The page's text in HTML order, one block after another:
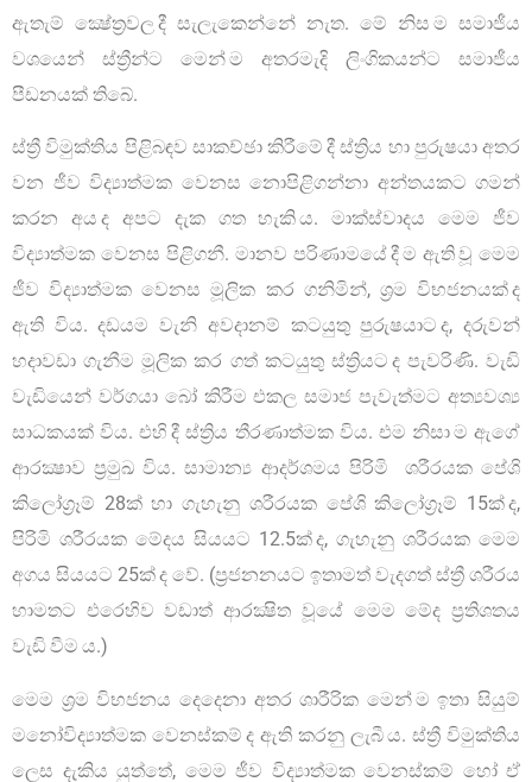
ඇතැම් ක්‍ෂේත්‍රවල දී සැලැකෙන්නේ නැත. මේ නිස ම සමාජීය
වශයෙන් ස්ත්‍රීන්ට මෙන් ම අතරමැදි ලිංගිකයන්ට සමාජීය
පීඩනයක් තිබේ.
ස්ත්‍රී විමුක්තිය පිළිබඳව සාකච්ඡා කිරීමේ දී ස්ත්‍රිය හා පුරුෂයා අතර
වන ජීව විද්‍යාත්මක වෙනස නොපිළිගන්නා අන්තයකට ගමන්
කරන අය ද අපට දැක ගත හැකි ය. මාක්ස්වාදය මෙම ජීව
විද්‍යාත්මක වෙනස පිළිගනී. මානව පරිණාමයේ දී ම ඇති වූ මෙම
ජීව විද්‍යාත්මක වෙනස මූලික කර ගනිමින්, ශ්‍රම විභජනයක් ද
ඇති විය. දඩයම වැනි අවදානම් කටයුතු පුරුෂයාට ද, දරුවන්
හදාවඩා ගැනීම මූලික කර ගත් කටයුතු ස්ත්‍රියට ද පැවරිණි. වැඩි
වැඩියෙන් වර්ගයා බෝ කිරීම එකල සමාජ පැවැත්මට අත්‍යවශ්‍ය
සාධකයක් විය. එහි දී ස්ත්‍රිය තීරණාත්මක විය. එම නිසා ම ඇගේ
ආරක්‍ෂාව ප්‍රමුඛ විය. සාමාන්‍ය ආදර්ශමය පිරිමි ශරීරයක පේශි
කිලෝග්‍රෑම් 28ක් හා ගැහැනු ශරීරයක පේශි කිලෝග්‍රෑම් 15ක් ද,
පිරිමි ශරීරයක මේදය සියයට 12.5ක් ද, ගැහැනු ශරීරයක මෙම
අගය සියයට 25ක් ද වේ. (ප්‍රජනනයට ඉතාමත් වැදගත් ස්ත්‍රී ශරීරය
හාමතට එරෙහිව වඩාත් ආරක්‍ෂිත වූයේ මෙම මේද ප්‍රතිශතය
වැඩි වීම ය.)
මෙම ශ්‍රම විභජනය දෙදෙනා අතර ශාරීරික මෙන් ම ඉතා සියුම්
මනෝවිද්‍යාත්මක වෙනස්කම් ද ඇති කරනු ලැබී ය. ස්ත්‍රී විමුක්තිය
ලෙස දැකිය යුත්තේ, මෙම ජීව විද්‍යාත්මක වෙනස්කම් හෝ ඒ